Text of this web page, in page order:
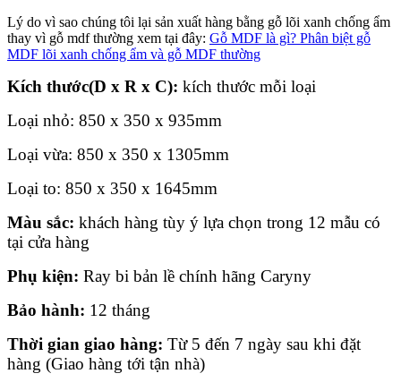
Lý do vì sao chúng tôi lại sản xuất hàng bằng gỗ lõi xanh chống ẩm
thay vì gỗ mdf thường xem tại đây: Gỗ MDF là gì? Phân biệt gỗ
MDF lõi xanh chống ẩm và gỗ MDF thường
Kích thước(D x R x C): kích thước mỗi loại
Loại nhỏ: 850 x 350 x 935mm
Loại vừa: 850 x 350 x 1305mm
Loại to: 850 x 350 x 1645mm
Màu sắc: khách hàng tùy ý lựa chọn trong 12 mẫu có
tại cửa hàng
Phụ kiện: Ray bi bản lề chính hãng Caryny
Bảo hành: 12 tháng
Thời gian giao hàng: Từ 5 đến 7 ngày sau khi đặt
hàng (Giao hàng tới tận nhà)